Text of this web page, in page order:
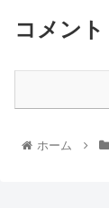
コメント
ホーム